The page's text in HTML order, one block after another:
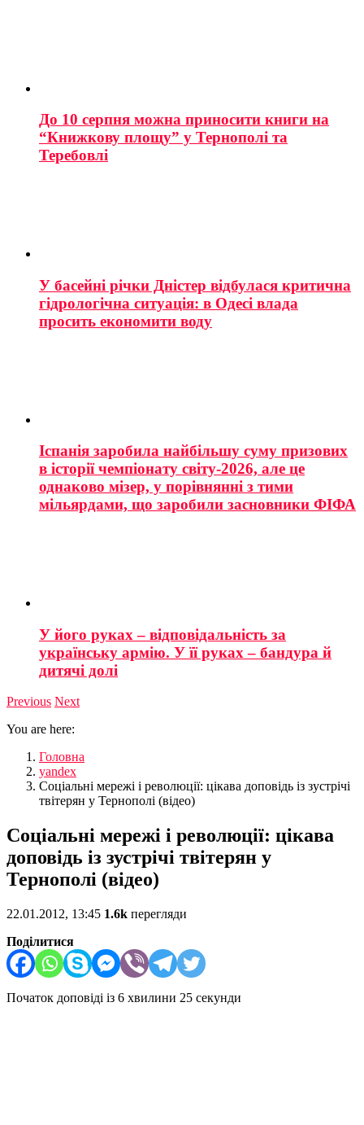
До 10 серпня можна приносити книги на
“Книжкову площу” у Тернополі та
Теребовлі
У басейні річки Дністер відбулася критична
гідрологічна ситуація: в Одесі влада
просить економити воду
Іспанія заробила найбільшу суму призових
в історії чемпіонату світу-2026, але це
однаково мізер, у порівнянні з тими
мільярдами, що заробили засновники ФІФА
У його руках – відповідальність за
українську армію. У її руках – бандура й
дитячі долі
Previous Next
You are here:
Головна
yandex
Соціальні мережі і революції: цікава доповідь із зустрічі
твітерян у Тернополі (відео)
Соціальні мережі і революції: цікава
доповідь із зустрічі твітерян у
Тернополі (відео)
22.01.2012, 13:45 1.6k перегляди
Поділитися
Початок доповіді із 6 хвилини 25 секунди